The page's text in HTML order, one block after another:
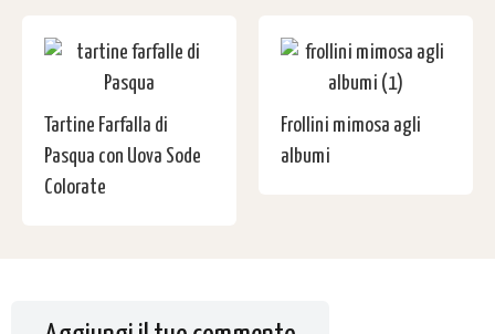
Tartine Farfalla di
Pasqua con Uova Sode
Colorate
Frollini mimosa agli
albumi